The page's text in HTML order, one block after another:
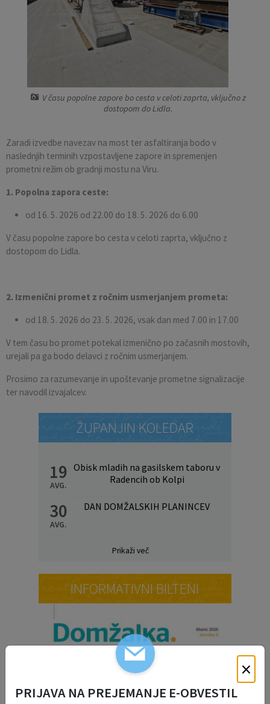
V času popolne zapore bo cesta v celoti zaprta, vključno z
dostopom do Lidla.
Zaradi izvedbe navezav na most ter asfaltiranja bodo v
naslednjih terminih vzpostavljene zapore in spremenjen
prometni režim ob gradnji mostu na Viru.
1. Popolna zapora ceste:
od 16. 5. 2026 od 22.00 do 18. 5. 2026 do 6.00
V času popolne zapore bo cesta v celoti zaprta, vključno z
dostopom do Lidla.
2. Izmenični promet z ročnim usmerjanjem prometa:
od 18. 5. 2026 do 23. 5. 2026, vsak dan med 7.00 in 17.00
V tem času bo promet potekal izmenično po začasnih mostovih,
urejali pa ga bodo delavci z ročnim usmerjanjem.
Prosimo za razumevanje in upoštevanje prometne signalizacije
ter navodil izvajalcev.
ŽUPANJIN KOLEDAR
19
AVG.
Obisk mladih na gasilskem taboru v
Radencih ob Kolpi
30
AVG.
DAN DOMŽALSKIH PLANINCEV
Prikaži več
INFORMATIVNI BILTENI
Pobratene občine
Mestna občina Ljubljana
Občinska volilna komisija
Svet za preventivo in vzgojo v cestnem prometu
Katalog informacij javnega značaja
Uradne ure
Srednja šola Domžale
Urejanje javnih površin
Pomembni kontakti
Uradni vestnik
Proračun Občine
E-obvestila Občine
×
PRIJAVA NA PREJEMANJE E-OBVESTIL